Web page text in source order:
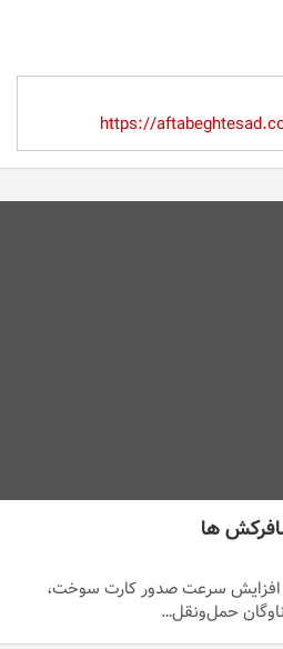
https://
ها
افزایش سرعت صدور کارت سوخت،
حمل‌ونقل…